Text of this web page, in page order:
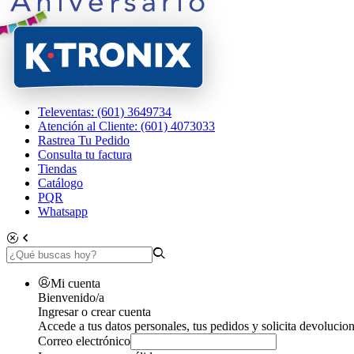
Televentas: (601) 3649734
Atención al Cliente: (601) 4073033
Rastrea Tu Pedido
Consulta tu factura
Tiendas
Catálogo
PQR
Whatsapp
Mi cuenta
Bienvenido/a
Ingresar o crear cuenta
Accede a tus datos personales, tus pedidos y solicita
Correo electrónico